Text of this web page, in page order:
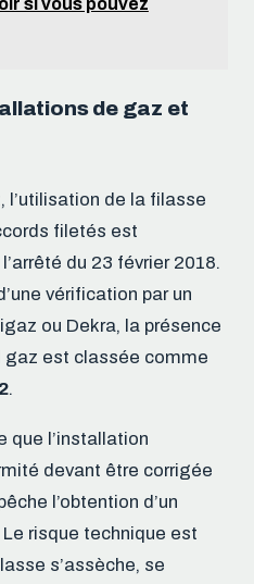
si vous pouvez
de gaz et
l’utilisation de la filasse
filetés est
du 23 février 2018.
vérification par un
ou Dekra, la présence
gaz est classée comme
.
que l’installation
devant être corrigée
l’obtention d’un
risque technique est
s’assèche, se